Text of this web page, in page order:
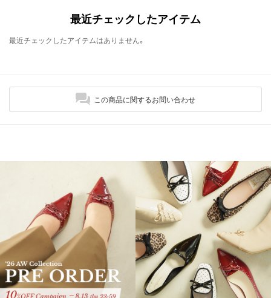
最近チェックしたアイテム
最近チェックしたアイテムはありません。
この商品に関するお問い合わせ